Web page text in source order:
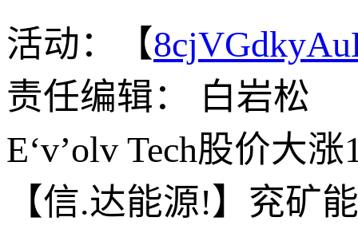
活动：【
责任编辑： 白岩松
E‘v’olv Tech股价大
【信.达能源!】兖矿